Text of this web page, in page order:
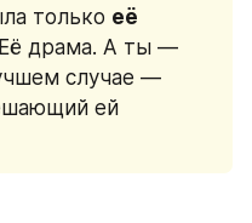
только её
Её драма. А ты —
случае —
ей